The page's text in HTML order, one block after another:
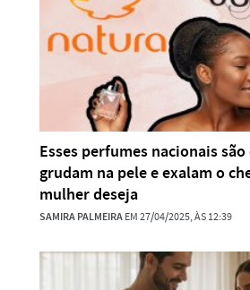
Esses perfumes nacionais
grudam na pele e exalam o
mulher deseja
SAMIRA PALMEIRAEM 27/04/2025, ÀS 12:39